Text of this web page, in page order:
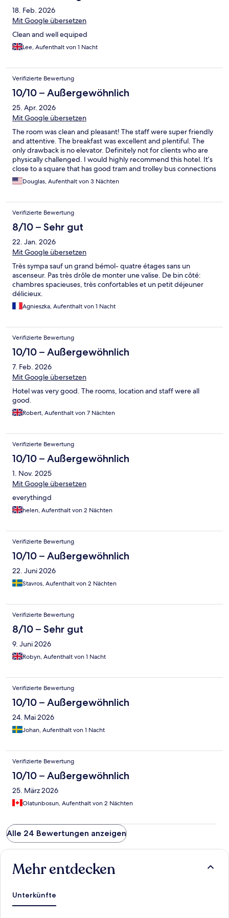
18. Feb. 2026
Mit Google übersetzen
Clean and well equiped
Lee, Aufenthalt von 1 Nacht
Verifizierte Bewertung
10/10 – Außergewöhnlich
25. Apr. 2026
Mit Google übersetzen
The room was clean and pleasant! The staff were super friendly
and attentive. The breakfast was excellent and plentiful. The
only drawback is no elevator. Definitely not for clients who are
physically challenged. I would highly recommend this hotel. It’s
close to a square that has good tram and trolley bus connections
throughout Brno.
Douglas, Aufenthalt von 3 Nächten
Verifizierte Bewertung
8/10 – Sehr gut
22. Jan. 2026
Mit Google übersetzen
Très sympa sauf un grand bémol- quatre étages sans un
ascenseur. Pas très drôle de monter une valise. De bin côté:
chambres spacieuses, très confortables et un petit déjeuner
délicieux.
Agnieszka, Aufenthalt von 1 Nacht
Verifizierte Bewertung
10/10 – Außergewöhnlich
7. Feb. 2026
Mit Google übersetzen
Hotel was very good. The rooms, location and staff were all
good.
Robert, Aufenthalt von 7 Nächten
Verifizierte Bewertung
10/10 – Außergewöhnlich
1. Nov. 2025
Mit Google übersetzen
everythingd
helen, Aufenthalt von 2 Nächten
Verifizierte Bewertung
10/10 – Außergewöhnlich
22. Juni 2026
Stavros, Aufenthalt von 2 Nächten
Verifizierte Bewertung
8/10 – Sehr gut
9. Juni 2026
Robyn, Aufenthalt von 1 Nacht
Verifizierte Bewertung
10/10 – Außergewöhnlich
24. Mai 2026
Johan, Aufenthalt von 1 Nacht
Verifizierte Bewertung
10/10 – Außergewöhnlich
25. März 2026
Olatunbosun, Aufenthalt von 2 Nächten
Alle 24 Bewertungen anzeigen
Mehr entdecken
Unterkünfte